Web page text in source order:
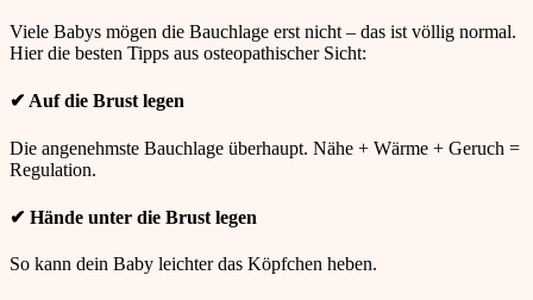
Viele Babys mögen die Bauchlage erst nicht – das ist völlig normal.
Hier die besten Tipps aus osteopathischer Sicht:
✔ Auf die Brust legen
Die angenehmste Bauchlage überhaupt. Nähe + Wärme + Geruch =
Regulation.
✔ Hände unter die Brust legen
So kann dein Baby leichter das Köpfchen heben.